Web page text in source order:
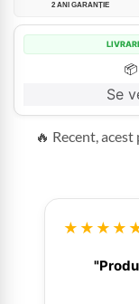
2 ANI GARANȚIE
📦
Se
🔥 Recent,